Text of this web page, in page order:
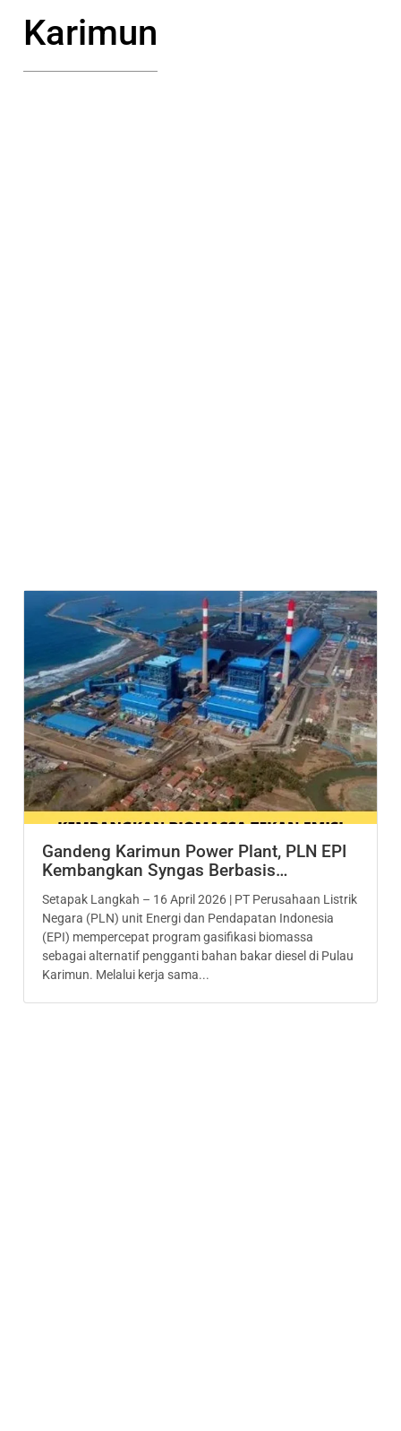
Karimun
Gandeng Karimun Power Plant, PLN EPI
Kembangkan Syngas Berbasis…
Setapak Langkah – 16 April 2026 | PT Perusahaan Listrik
Negara (PLN) unit Energi dan Pendapatan Indonesia
(EPI) mempercepat program gasifikasi biomassa
sebagai alternatif pengganti bahan bakar diesel di Pulau
Karimun. Melalui kerja sama...